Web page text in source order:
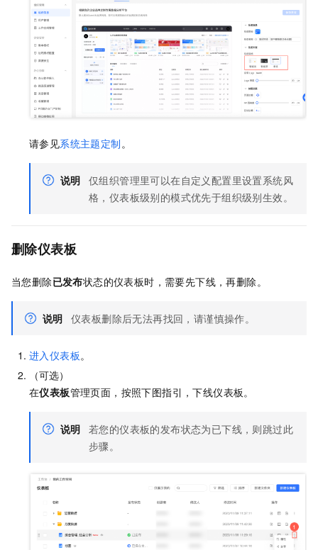
请参见系统主题定制。
说明 仅组织管理里可以在自定义配置里设置系统风
格，仪表板级别的模式优先于组织级别生效。
删除仪表板
当您删除已发布状态的仪表板时，需要先下线，再删除。
说明 仪表板删除后无法再找回，请谨慎操作。
进入仪表板。
（可选）
在仪表板管理页面，按照下图指引，下线仪表板。
说明 若您的仪表板的发布状态为已下线，则跳过此
步骤。